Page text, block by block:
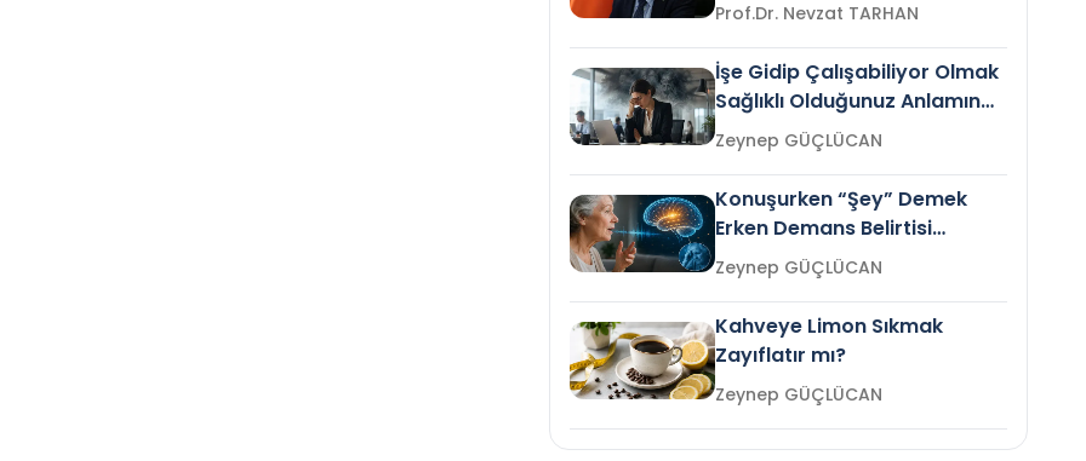
Prof.Dr. Nevzat TARHAN
İşe Gidip Çalışabiliyor Olmak
Sağlıklı Olduğunuz Anlamına
Gelir mi?Zeynep GÜÇLÜCAN
Konuşurken “Şey” Demek
Erken Demans Belirtisi
Olabilir mi?Zeynep GÜÇLÜCAN
Kahveye Limon Sıkmak
Zayıflatır mı?
Zeynep GÜÇLÜCAN